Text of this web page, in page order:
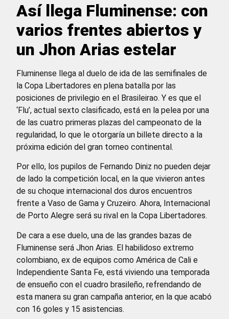
Así llega Fluminense: con
varios frentes abiertos y
un Jhon Arias estelar
Fluminense llega al duelo de ida de las semifinales de
la Copa Libertadores en plena batalla por las
posiciones de privilegio en el Brasileirao. Y es que el
‘Flu’, actual sexto clasificado, está en la pelea por una
de las cuatro primeras plazas del campeonato de la
regularidad, lo que le otorgaría un billete directo a la
próxima edición del gran torneo continental.
Por ello, los pupilos de Fernando Diniz no pueden dejar
de lado la competición local, en la que vivieron antes
de su choque internacional dos duros encuentros
frente a Vaso de Gama y Cruzeiro. Ahora, Internacional
de Porto Alegre será su rival en la Copa Libertadores.
De cara a ese duelo, una de las grandes bazas de
Fluminense será Jhon Arias. El habilidoso extremo
colombiano, ex de equipos como América de Cali e
Independiente Santa Fe, está viviendo una temporada
de ensueño con el cuadro brasileño, refrendando de
esta manera su gran campaña anterior, en la que acabó
con 16 goles y 15 asistencias.